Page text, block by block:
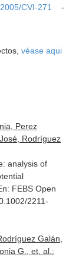
2005/CVI-271
-
véase aqui
Perez
Rodríguez
analysis of
FEBS Open
2211-
Galán,
G., et. al.: